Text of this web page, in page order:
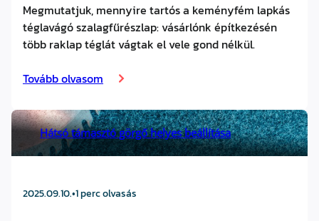
Megmutatjuk, mennyire tartós a keményfém lapkás
téglavágó szalagfűrészlap: vásárlónk építkezésén
több raklap téglát vágtak el vele gond nélkül.
Tovább olvasom
Hátsó támasztó görgő helyes beállítása
2025.09.10.•1 perc olvasás